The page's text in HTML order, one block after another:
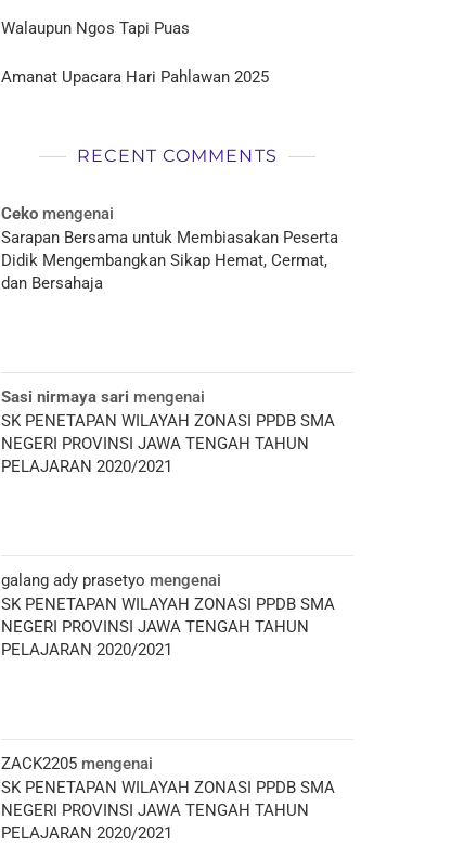
Walaupun Ngos Tapi Puas
Amanat Upacara Hari Pahlawan 2025
RECENT COMMENTS
Ceko mengenai
Sarapan Bersama untuk Membiasakan Peserta
Didik Mengembangkan Sikap Hemat, Cermat,
dan Bersahaja
Sasi nirmaya sari mengenai
SK PENETAPAN WILAYAH ZONASI PPDB SMA
NEGERI PROVINSI JAWA TENGAH TAHUN
PELAJARAN 2020/2021
galang ady prasetyo mengenai
SK PENETAPAN WILAYAH ZONASI PPDB SMA
NEGERI PROVINSI JAWA TENGAH TAHUN
PELAJARAN 2020/2021
ZACK2205 mengenai
SK PENETAPAN WILAYAH ZONASI PPDB SMA
NEGERI PROVINSI JAWA TENGAH TAHUN
PELAJARAN 2020/2021